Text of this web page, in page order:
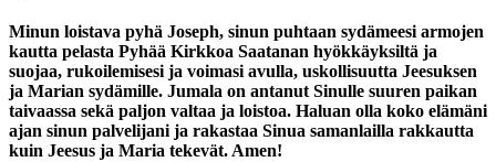
Minun loistava pyhä Joseph, sinun puhtaan sydämeesi armojen
kautta pelasta Pyhää Kirkkoa Saatanan hyökkäyksiltä ja
suojaa, rukoilemisesi ja voimasi avulla, uskollisuutta Jeesuksen
ja Marian sydämille. Jumala on antanut Sinulle suuren paikan
taivaassa sekä paljon valtaa ja loistoa. Haluan olla koko elämäni
ajan sinun palvelijani ja rakastaa Sinua samanlailla rakkautta
kuin Jeesus ja Maria tekevät. Amen!